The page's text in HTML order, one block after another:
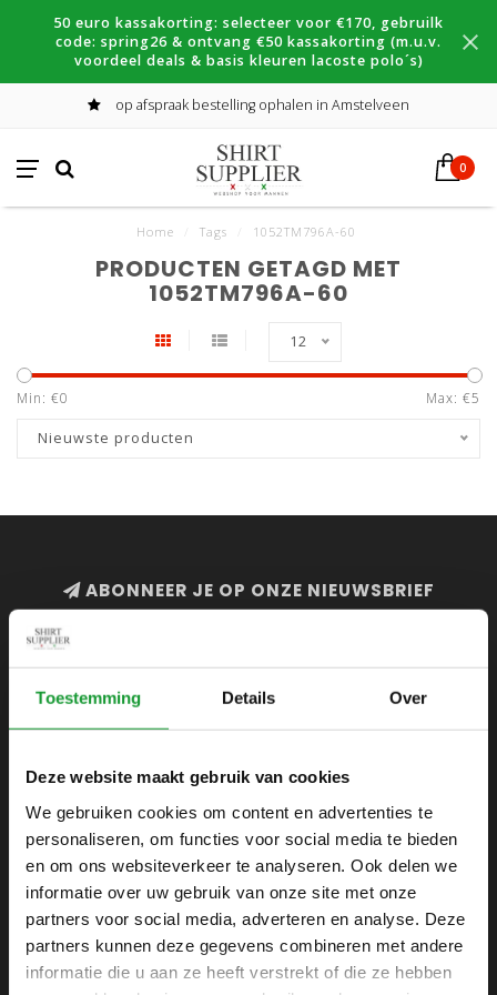
Toestemming Details Over
Deze website maakt gebruik van cookies
We gebruiken cookies om content en advertenties te
personaliseren, om functies voor social media te bieden
en om ons websiteverkeer te analyseren. Ook delen we
informatie over uw gebruik van onze site met onze
partners voor social media, adverteren en analyse. Deze
partners kunnen deze gegevens combineren met andere
informatie die u aan ze heeft verstrekt of die ze hebben
50 euro kassakorting: selecteer voor €170, gebruilk
code: spring26 & ontvang €50 kassakorting (m.u.v.
voordeel deals & basis kleuren lacoste polo´s)
op afspraak bestelling ophalen in Amstelveen
0
Home Tags 1052TM796A-60
PRODUCTEN GETAGD MET
1052TM796A-60
12
Min: €0 Max: €5
Nieuwste producten
ABONNEER JE OP ONZE NIEUWSBRIEF
SHIRTSUPPLIER.NL
Webshop voor mannen
Zijlijnstraat 24
1433 DC
Kudelstaart
+31 6 42 52 32 80